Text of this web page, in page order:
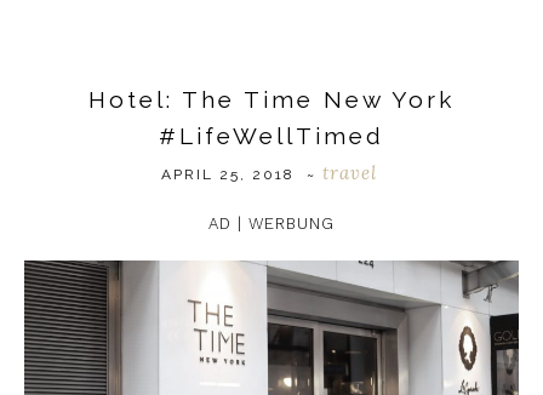
Hotel: The Time New York
#LifeWellTimed
APRIL 25, 2018 ~ travel
AD | WERBUNG